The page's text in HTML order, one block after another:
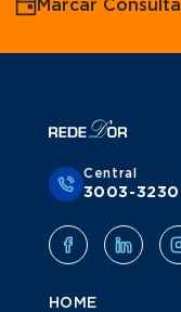
Marcar Consulta
Central
3003-3230
HOME